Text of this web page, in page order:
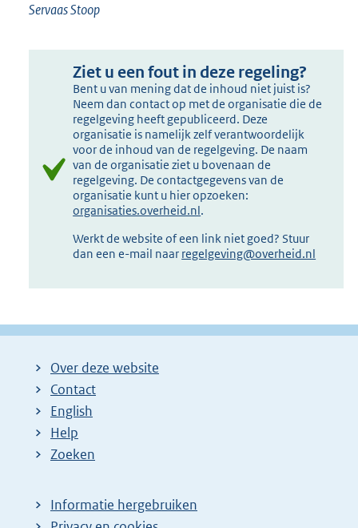
Servaas Stoop
Ziet u een fout in deze regeling?
Bent u van mening dat de inhoud niet juist is?
Neem dan contact op met de organisatie die de
regelgeving heeft gepubliceerd. Deze
organisatie is namelijk zelf verantwoordelijk
voor de inhoud van de regelgeving. De naam
van de organisatie ziet u bovenaan de
regelgeving. De contactgegevens van de
organisatie kunt u hier opzoeken:
organisaties.overheid.nl.
Werkt de website of een link niet goed? Stuur
dan een e-mail naar regelgeving@overheid.nl
Over deze website
Contact
English
Help
Zoeken
Informatie hergebruiken